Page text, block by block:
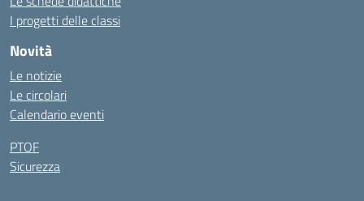
I progetti delle classi
Novità
Le notizie
Le circolari
Calendario eventi
PTOF
Sicurezza